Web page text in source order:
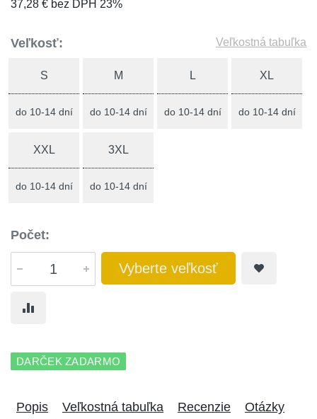
37,28 € bez DPH 23%
Veľkosť: Veľkostná tabuľka
S
do 10-14 dní
M
do 10-14 dní
L
do 10-14 dní
XL
do 10-14 dní
XXL
do 10-14 dní
3XL
do 10-14 dní
Počet:
Vyberte veľkosť
DARČEK ZADARMO
Popis Veľkostná tabuľka Recenzie Otázky